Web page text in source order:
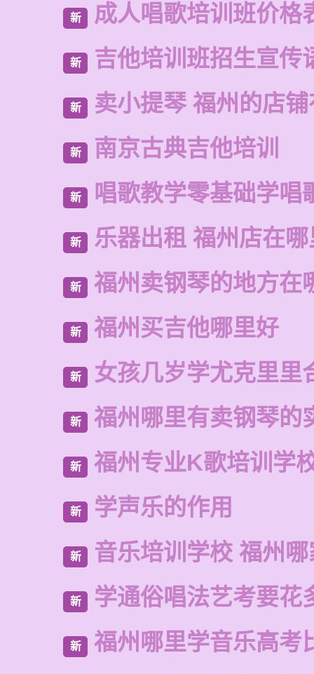
新 成人唱歌培训班价格
新 吉他培训班招生宣传
新 卖小提琴 福州的店
新 南京古典吉他培训
新 唱歌教学零基础学唱
新 乐器出租 福州店在
新 福州卖钢琴的地方在
新 福州买吉他哪里好
新 女孩几岁学尤克里里
新 福州哪里有卖钢琴的
新 福州专业K歌培训学
新 学声乐的作用
新 音乐培训学校 福州
新 学通俗唱法艺考要花
新 福州哪里学音乐高考